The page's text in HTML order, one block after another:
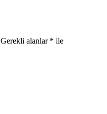
Gerekli alanlar * ile